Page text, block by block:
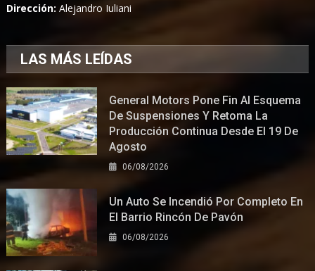
Dirección:Alejandro Iuliani
LAS MÁS LEÍDAS
General Motors Pone Fin Al Esquema
De Suspensiones Y Retoma La
Producción Continua Desde El 19 De
Agosto
06/08/2026
Un Auto Se Incendió Por Completo En
El Barrio Rincón De Pavón
06/08/2026